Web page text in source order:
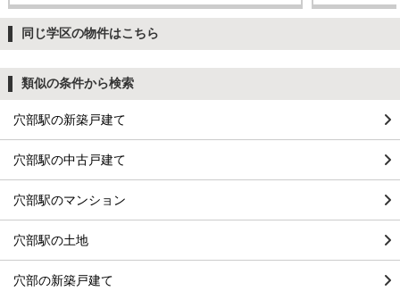
同じ学区の物件はこちら
類似の条件から検索
穴部駅の新築戸建て
穴部駅の中古戸建て
穴部駅のマンション
穴部駅の土地
穴部の新築戸建て